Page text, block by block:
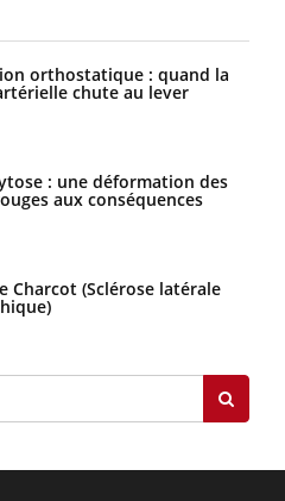
orthostatique : quand la
chute au lever
: une déformation des
aux conséquences
Charcot (Sclérose latérale